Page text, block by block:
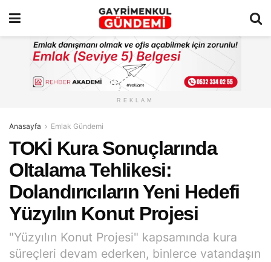
REKLAM
Anasayfa Emlak Gündemi
TOKİ Kura Sonuçlarında
Oltalama Tehlikesi:
Dolandırıcıların Yeni Hedefi
Yüzyılın Konut Projesi
"Yüzyılın Konut Projesi" kapsamında kura
süreçleri devam ederken, binlerce vatandaşın